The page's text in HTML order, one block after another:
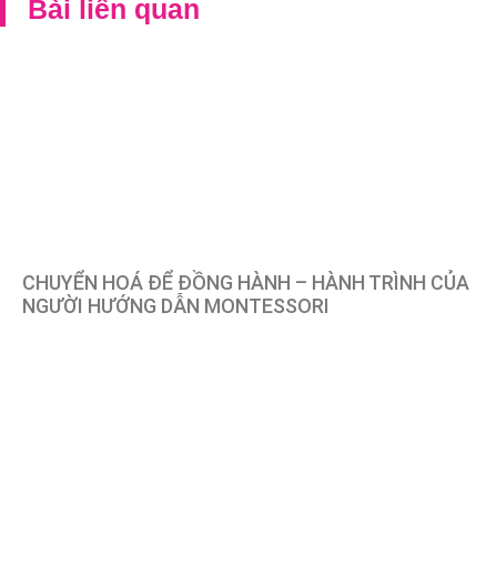
Bài liên quan
CHUYỂN HOÁ ĐỂ ĐỒNG HÀNH – HÀNH TRÌNH CỦA
NGƯỜI HƯỚNG DẪN MONTESSORI